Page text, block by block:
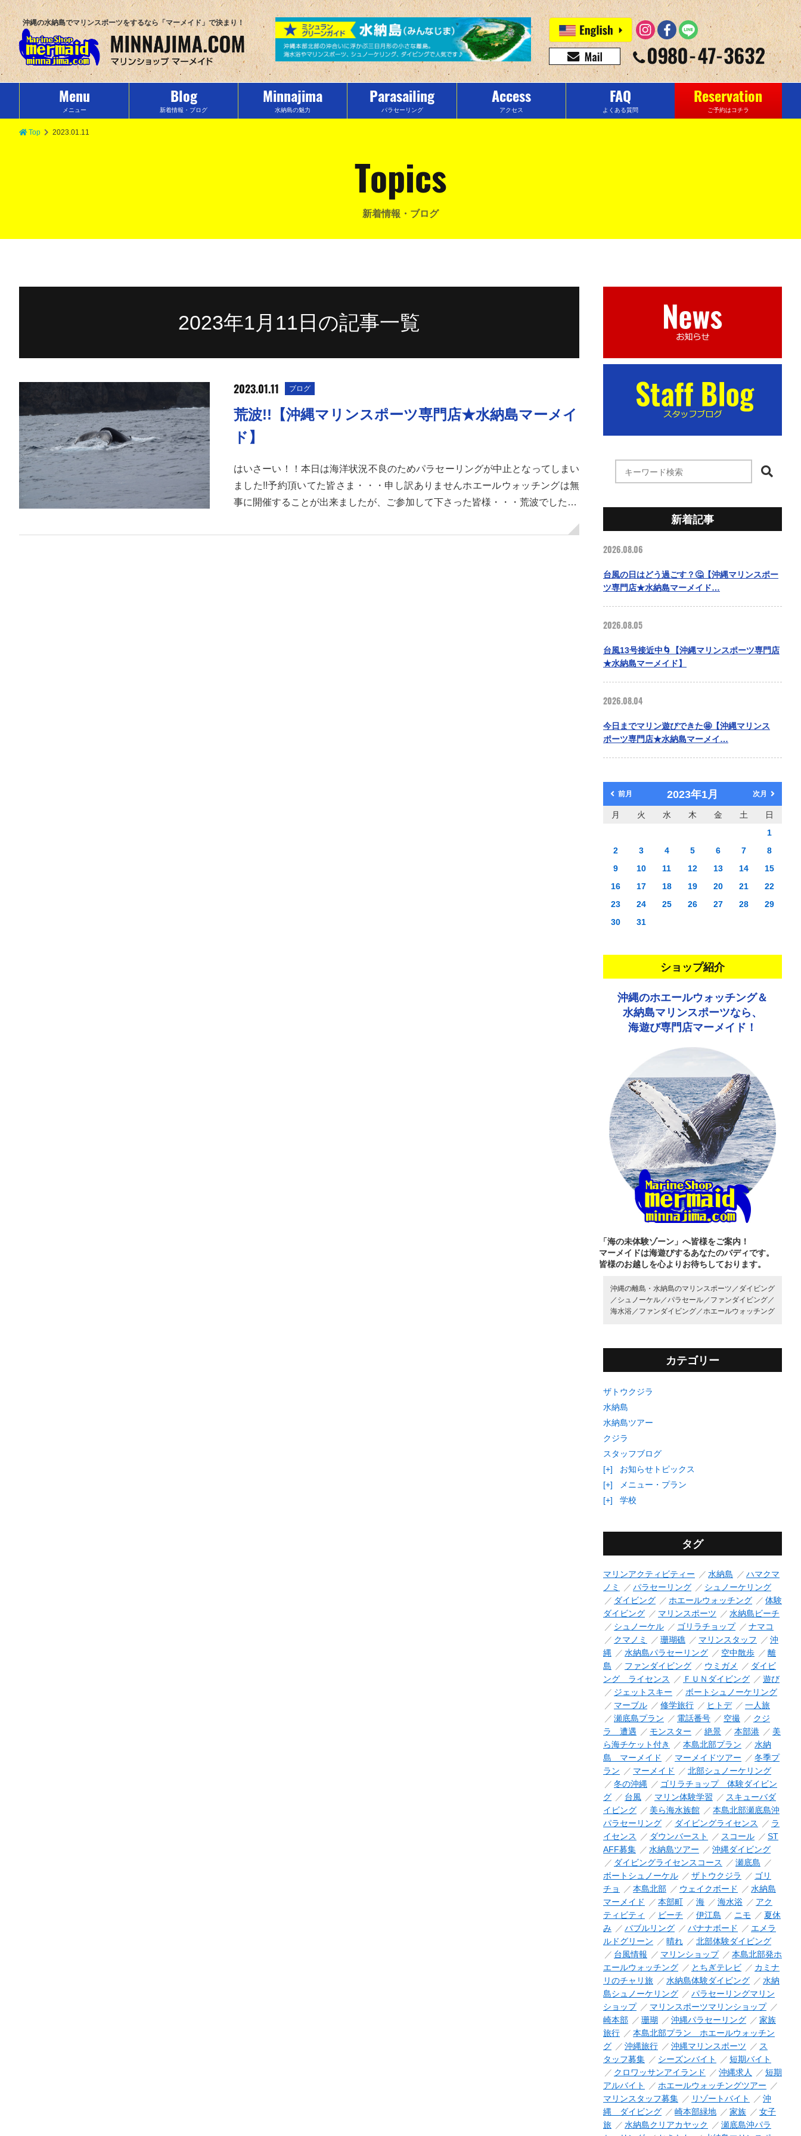
沖縄の水納島でマリンスポーツをするなら「マーメイド」で決まり！
Menu
メニュー
Blog
新着情報・ブログ
Minnajima
水納島の魅力
Parasailing
パラセーリング
Access
アクセス
FAQ
よくある質問
Reservation
ご予約はコチラ
Top 2023.01.11
Topics
新着情報・ブログ
2023年1月11日の記事一覧
2023.01.11 ブログ
荒波!!【沖縄マリンスポーツ専門店★水納島マーメイ
ド】
はいさーい！！本日は海洋状況不良のためパラセーリングが中止となってしまい
ました!!予約頂いてた皆さま・・・申し訳ありませんホエールウォッチングは無
事に開催することが出来ましたが、ご参加して下さった皆様・・・荒波でした…
新着記事
2026.08.06
台風の日はどう過ごす？🤔【沖縄マリンスポー
ツ専門店★水納島マーメイド…
2026.08.05
台風13号接近中🌀【沖縄マリンスポーツ専門店
★水納島マーメイド】
2026.08.04
今日までマリン遊びできた🤩【沖縄マリンス
ポーツ専門店★水納島マーメイ…
前月 2023年1月 次月
月 火 水 木 金 土
日
1
2
3 4 5 6 7
8
9
10 11 12 13 14
15
16
17 18 19 20 21
22
23
24 25 26 27 28
29
30
31
ショップ紹介
沖縄のホエールウォッチング＆
水納島マリンスポーツなら、
海遊び専門店マーメイド！
「海の未体験ゾーン」へ皆様をご案内！
マーメイドは海遊びするあなたのバディです。
皆様のお越しを心よりお待ちしております。
沖縄の離島・水納島のマリンスポーツ／ ダイビング
／ シュノーケル／ パラセール／ ファンダイビング／
海水浴／ ファンダイビング／ ホエールウォッチング
カテゴリー
ザトウクジラ
水納島
水納島ツアー
クジラ
スタッフブログ
[+]
お知らせトピックス
[+]
メニュー・プラン
[+]
学校
タグ
マリンアクティビティー 水納島
ハマクマ
ノミ
パラセーリング
シュノーケリング
ダイビング
ホエールウォッチング
体験
ダイビング
マリンスポーツ
水納島ビーチ
シュノーケル
ゴリラチョップ
ナマコ
クマノミ
珊瑚礁 マリンスタッフ
沖
縄
水納島パラセーリング 空中散歩
離
島
ファンダイビング ウミガメ
ダイビ
ング ライセンス
ＦＵＮダイビング
遊び
ジェットスキー
ボートシュノーケリング
マーブル
修学旅行 ヒトデ
一人旅
瀬底島プラン
電話番号 空撮
クジ
ラ 遭遇
モンスター 絶景 本部港
美
ら海チケット付き
本島北部プラン
水納
島 マーメイド
マーメイドツアー
冬季プ
ラン
マーメイド
北部シュノーケリング
冬の沖縄
ゴリラチョップ 体験ダイビン
グ
台風 マリン体験学習
スキューバダ
イビング
美ら海水族館
本島北部瀬底島沖
パラセーリング
ダイビングライセンス
ラ
イセンス
ダウンバースト スコール
ST
AFF募集
水納島ツアー
沖縄ダイビング
ダイビングライセンスコース
瀬底島
ボートシュノーケル
ザトウクジラ
ゴリ
チョ
本島北部 ウェイクボード
水納島
マーメイド
本部町 海 海水浴
アク
ティビティ
ビーチ 伊江島 ニモ
夏休
み
バブルリング バナナボード
エメラ
ルドグリーン
晴れ
北部体験ダイビング
台風情報
マリンショップ
本島北部発ホ
エールウォッチング
とちぎテレビ
カミナ
リのチャリ旅
水納島体験ダイビング
水納
島シュノーケリング
パラセーリングマリン
ショップ
マリンスポーツマリンショップ
崎本部
珊瑚 沖縄パラセーリング
家族
旅行
本島北部プラン ホエールウォッチン
グ
沖縄旅行 沖縄マリンスポーツ
ス
タッフ募集
シーズンバイト
短期バイト
クロワッサンアイランド
沖縄求人
短期
アルバイト
ホエールウォッチングツアー
マリンスタッフ募集
リゾートバイト
沖
縄 ダイビング
崎本部緑地 家族
女子
旅
水納島クリアカヤック
瀬底島沖パラ